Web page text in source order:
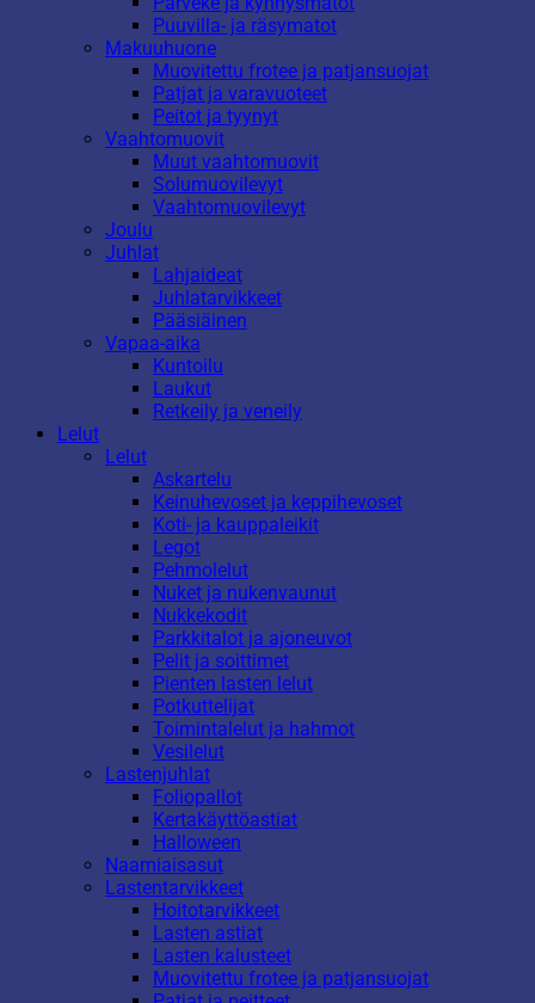
Puuvilla- ja räsymatot
Makuuhuone
Muovitettu frotee ja patjansuojat
Patjat ja varavuoteet
Peitot ja tyynyt
Vaahtomuovit
Muut vaahtomuovit
Solumuovilevyt
Vaahtomuovilevyt
Joulu
Juhlat
Lahjaideat
Juhlatarvikkeet
Pääsiäinen
Vapaa-aika
Kuntoilu
Laukut
Retkeily ja veneily
Lelut
Lelut
Askartelu
Keinuhevoset ja keppihevoset
Koti- ja kauppaleikit
Legot
Pehmolelut
Nuket ja nukenvaunut
Nukkekodit
Parkkitalot ja ajoneuvot
Pelit ja soittimet
Pienten lasten lelut
Potkuttelijat
Toimintalelut ja hahmot
Vesilelut
Lastenjuhlat
Foliopallot
Kertakäyttöastiat
Halloween
Naamiaisasut
Lastentarvikkeet
Hoitotarvikkeet
Lasten astiat
Lasten kalusteet
Muovitettu frotee ja patjansuojat